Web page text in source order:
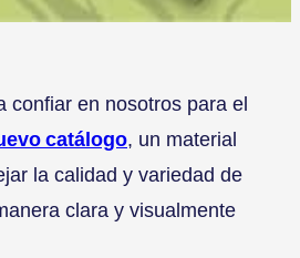
confiar en nosotros para el
catálogo, un material
la calidad y variedad de
clara y visualmente